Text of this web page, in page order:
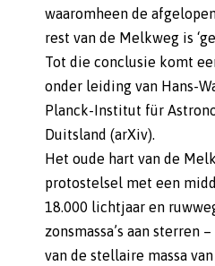
waaromheen de
rest van de Melkweg is
Tot die conclusie komt
onder leiding van Hans-
Planck-Institut für
Duitsland (arXiv).
Het oude hart van de
protostelsel met een
18.000 lichtjaar en
zonsmassa’s aan sterren
van de stellaire massa